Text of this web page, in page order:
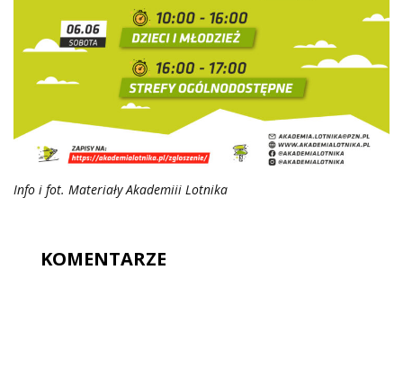
Info i fot. Materiały Akademiii Lotnika
KOMENTARZE